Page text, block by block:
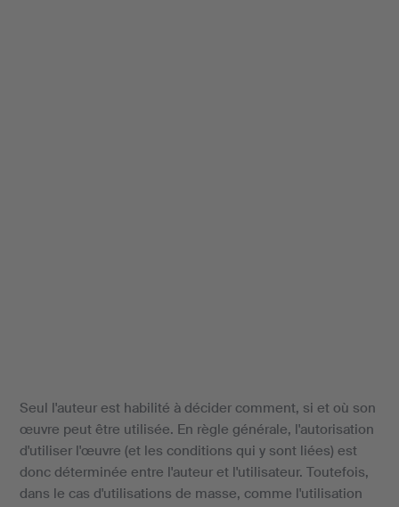
Seul l'auteur est habilité à décider comment, si et où son
œuvre peut être utilisée. En règle générale, l'autorisation
d'utiliser l'œuvre (et les conditions qui y sont liées) est
donc déterminée entre l'auteur et l'utilisateur. Toutefois,
dans le cas d'utilisations de masse, comme l'utilisation